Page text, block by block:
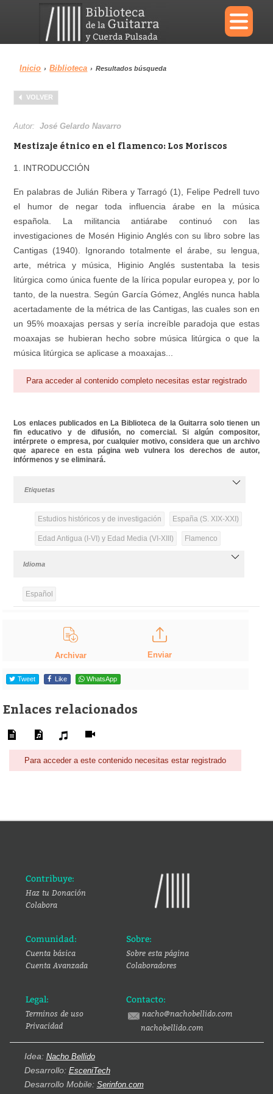
×
Menu
Biblioteca
Área personal Reproductor
Inicio › Biblioteca › Resultados búsqueda
VOLVER
Autor:José Gelardo Navarro
Mestizaje étnico en el flamenco: Los Moriscos
1. INTRODUCCIÓN
En palabras de Julián Ribera y Tarragó (1), Felipe Pedrell tuvo
el humor de negar toda influencia árabe en la música
española. La militancia antiárabe continuó con las
investigaciones de Mosén Higinio Anglés con su libro sobre las
Cantigas (1940). Ignorando totalmente el árabe, su lengua,
arte, métrica y música, Higinio Anglés sustentaba la tesis
litúrgica como única fuente de la lírica popular europea y, por lo
tanto, de la nuestra. Según García Gómez, Anglés nunca habla
acertadamente de la métrica de las Cantigas, las cuales son en
un 95% moaxajas persas y sería increíble paradoja que estas
moaxajas se hubieran hecho sobre música litúrgica o que la
música litúrgica se aplicase a moaxajas...
Para acceder al contenido completo necesitas estar registrado
Los enlaces publicados en La Biblioteca de la Guitarra solo tienen un
fin educativo y de difusión, no comercial. Si algún compositor,
intérprete o empresa, por cualquier motivo, considera que un archivo
que aparece en esta página web vulnera los derechos de autor,
infórmenos y se eliminará.
Etiquetas
Estudios históricos y de investigación España (S. XIX-XXI)
Edad Antigua (I-VI) y Edad Media (VI-XIII) Flamenco
Idioma
Español
Archivar Enviar
Tweet Like WhatsApp
Enlaces relacionados
Para acceder a este contenido necesitas estar registrado
Contribuye:
Haz tu Donación
Colabora
Comunidad:
Cuenta básica
Cuenta Avanzada
Sobre:
Sobre esta página
Colaboradores
Legal:
Terminos de uso
Privacidad
Contacto:
nacho@nachobellido.com
nachobellido.com
Idea: Nacho Bellido
Desarrollo: EsceniTech
Desarrollo Mobile: Serinfon.com